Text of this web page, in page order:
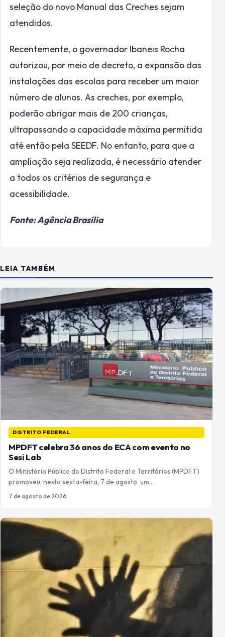
seleção do novo Manual das Creches sejam
atendidos.
Recentemente, o governador Ibaneis Rocha
autorizou, por meio de decreto, a expansão das
instalações das escolas para receber um maior
número de alunos. As creches, por exemplo,
poderão abrigar mais de 200 crianças,
ultrapassando a capacidade máxima permitida
até então pela SEEDF. No entanto, para que a
ampliação seja realizada, é necessário atender
a todos os critérios de segurança e
acessibilidade.
Fonte: Agência Brasília
LEIA TAMBÉM
DISTRITO FEDERAL
MPDFT celebra 36 anos do ECA com evento no
Sesi Lab
O Ministério Público do Distrito Federal e Territórios (MPDFT)
promoveu, nesta sexta-feira, 7 de agosto, um…
7 de agosto de 2026